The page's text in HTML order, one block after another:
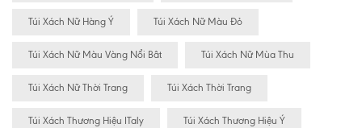
Túi Xách Nữ Hàng Ý Túi Xách Nữ Màu Đỏ
Túi Xách Nữ Màu Vàng Nổi Bât Túi Xách Nữ Mùa Thu
Túi Xách Nữ Thời Trang Túi Xách Thời Trang
Túi Xách Thương Hiệu ITaly Túi Xách Thương Hiệu Ý